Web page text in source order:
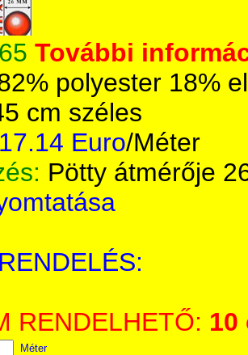
További
polyester 18%
cm széles
17.14 Euro/Méter
Pötty átmérője
RENDELHETŐ: 10
Méter